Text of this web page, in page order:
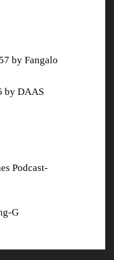
by Fangalo
by DAAS
Podcast-
G